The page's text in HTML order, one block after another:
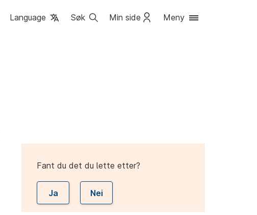
Language Søk Min side Meny
Fant du det du lette etter?
Ja Nei